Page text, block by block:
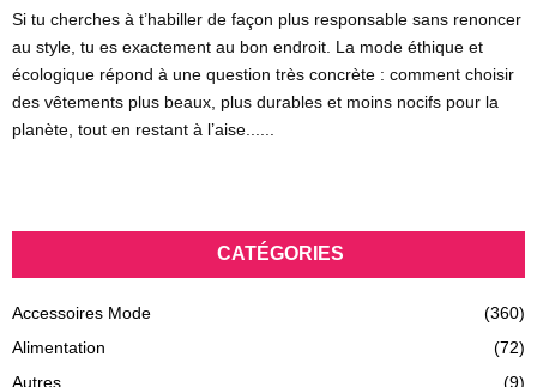
Si tu cherches à t’habiller de façon plus responsable sans renoncer
au style, tu es exactement au bon endroit. La mode éthique et
écologique répond à une question très concrète : comment choisir
des vêtements plus beaux, plus durables et moins nocifs pour la
planète, tout en restant à l’aise......
CATÉGORIES
Accessoires Mode
(360)
Alimentation
(72)
Autres
(9)